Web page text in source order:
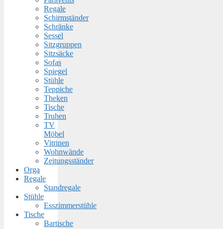
Regale
Schirmständer
Schränke
Sessel
Sitzgruppen
Sitzsäcke
Sofas
Spiegel
Stühle
Teppiche
Theken
Tische
Truhen
TV
Möbel
Vitrinen
Wohnwände
Zeitungsständer
Orga
Regale
Standregale
Stühle
Esszimmerstühle
Tische
Bartische